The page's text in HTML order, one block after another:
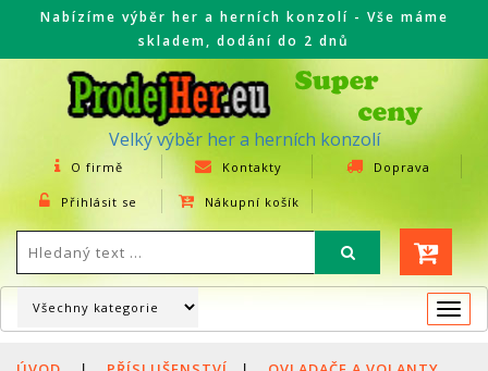
Nabízíme výběr her a herních konzolí - Vše máme
skladem, dodání do 2 dnů
Velký výběr her a herních konzolí
O firmě Kontakty Doprava
Přihlásit se Nákupní košík